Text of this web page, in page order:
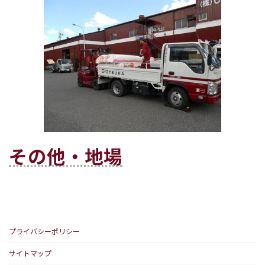
その他・地場
プライバシーポリシー
サイトマップ